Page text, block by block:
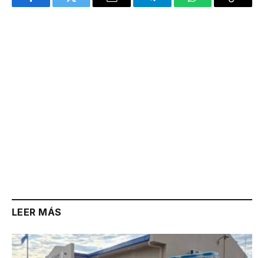
FacebookTwitter Email TelegramWhatsAppCopy
LEER MÁS